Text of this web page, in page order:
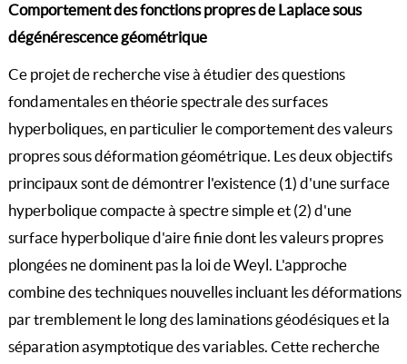
Comportement des fonctions propres de Laplace sous
dégénérescence géométrique
Ce projet de recherche vise à étudier des questions
fondamentales en théorie spectrale des surfaces
hyperboliques, en particulier le comportement des valeurs
propres sous déformation géométrique. Les deux objectifs
principaux sont de démontrer l'existence (1) d'une surface
hyperbolique compacte à spectre simple et (2) d'une
surface hyperbolique d'aire finie dont les valeurs propres
plongées ne dominent pas la loi de Weyl. L'approche
combine des techniques nouvelles incluant les déformations
par tremblement le long des laminations géodésiques et la
séparation asymptotique des variables. Cette recherche